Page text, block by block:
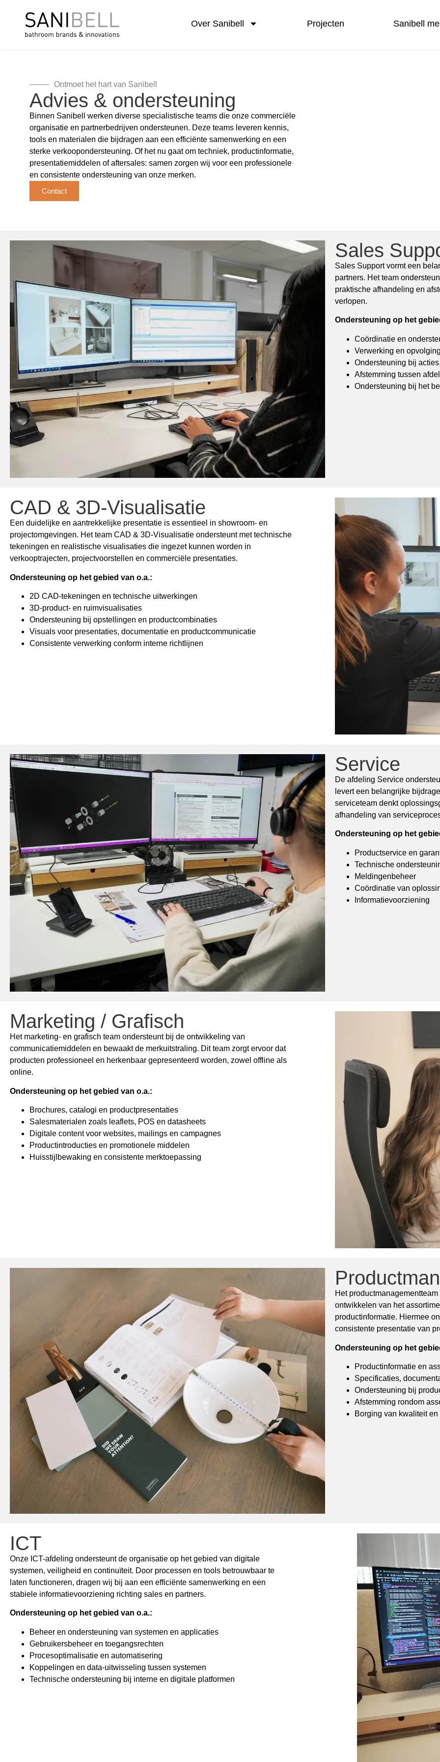
Over Sanibell Projecten Sanibell
Ontmoet het hart van Sanibell
Advies & ondersteuning
Binnen Sanibell werken diverse specialistische teams die onze commerciële
organisatie en partnerbedrijven ondersteunen. Deze teams leveren kennis,
tools en materialen die bijdragen aan een efficiënte samenwerking en een
sterke verkoopondersteuning. Of het nu gaat om techniek, productinformatie,
presentatiemiddelen of aftersales: samen zorgen wij voor een professionele
en consistente ondersteuning van onze merken.
Contact
Sales
Sales Support vormt een
partners. Het team
praktische afhandeling en
verlopen.
Ondersteuning op het
Coördinatie en
Verwerking en
Ondersteuning bij
Afstemming tussen
Ondersteuning bij het
CAD & 3D-Visualisatie
Een duidelijke en aantrekkelijke presentatie is essentieel in showroom- en
projectomgevingen. Het team CAD & 3D-Visualisatie ondersteunt met technische
tekeningen en realistische visualisaties die ingezet kunnen worden in
verkooptrajecten, projectvoorstellen en commerciële presentaties.
Ondersteuning op het gebied van o.a.:
2D CAD-tekeningen en technische uitwerkingen
3D-product- en ruimvisualisaties
Ondersteuning bij opstellingen en productcombinaties
Visuals voor presentaties, documentatie en productcommunicatie
Consistente verwerking conform interne richtlijnen
Service
De afdeling Service
levert een belangrijke
serviceteam denkt
afhandeling van
Ondersteuning op het
Productservice en
Technische
Meldingenbeheer
Coördinatie van
Informatievoorziening
Marketing / Grafisch
Het marketing- en grafisch team ondersteunt bij de ontwikkeling van
communicatiemiddelen en bewaakt de merkuitstraling. Dit team zorgt ervoor dat
producten professioneel en herkenbaar gepresenteerd worden, zowel offline als
online.
Ondersteuning op het gebied van o.a.:
Brochures, catalogi en productpresentaties
Salesmaterialen zoals leaflets, POS en datasheets
Digitale content voor websites, mailings en campagnes
Productintroducties en promotionele middelen
Huisstijlbewaking en consistente merktoepassing
Het
ontwikkelen van het
productinformatie. Hiermee
consistente presentatie van
Ondersteuning op het
Productinformatie en
Specificaties,
Ondersteuning bij
Afstemming rondom
Borging van kwaliteit
ICT
Onze ICT-afdeling ondersteunt de organisatie op het gebied van digitale
systemen, veiligheid en continuïteit. Door processen en tools betrouwbaar te
laten functioneren, dragen wij bij aan een efficiënte samenwerking en een
stabiele informatievoorziening richting sales en partners.
Ondersteuning op het gebied van o.a.:
Beheer en ondersteuning van systemen en applicaties
Gebruikersbeheer en toegangsrechten
Procesoptimalisatie en automatisering
Koppelingen en data-uitwisseling tussen systemen
Technische ondersteuning bij interne en digitale platformen